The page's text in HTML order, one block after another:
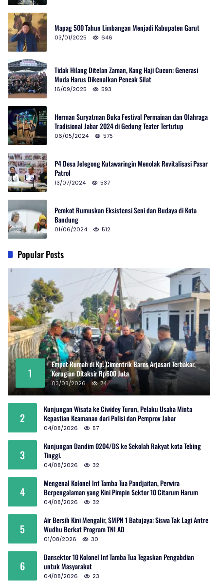
Mapag 500 Tahun Limbangan Menjadi Kabupaten Garut
03/01/2025 646
Tidak Hilang Ditelan Zaman, Kang Haji Cucun: Generasi
Muda Harus Dikenalkan Pencak Silat
16/09/2025 593
Herman Suryatman Buka Festival Permainan dan Olahraga
Tradisional Jabar 2024 di Gedung Teater Tertutup
06/05/2024 575
P4 Desa Jelegong Kutawaringin Menolak Revitalisasi Pasar
Patrol
13/07/2024 537
Pemkot Rumuskan Eksistensi Seni dan Budaya di Kota
Bandung
01/06/2024 512
Popular Posts
1
Empat Rumah di Kp. Cimentrik Baros Arjasari Terbakar,
Kerugian Ditaksir Rp600 Juta
03/08/2026 74
2
Kunjungan Wisata ke Ciwidey Turun, Pelaku Usaha Minta
Kepastian Keamanan dari Polisi dan Pemprov Jabar
04/08/2026 57
3
Kunjungan Dandim 0204/DS ke Sekolah Rakyat kota Tebing
Tinggi.
04/08/2026 32
4
Mengenal Kolonel Inf Tamba Tua Pandjaitan, Perwira
Berpengalaman yang Kini Pimpin Sektor 10 Citarum Harum
04/08/2026 32
5
Air Bersih Kini Mengalir, SMPN 1 Batujaya: Siswa Tak Lagi Antre
Wudhu Berkat Program TNI AD
01/08/2026 30
6
Dansektor 10 Kolonel Inf Tamba Tua Tegaskan Pengabdian
untuk Masyarakat
04/08/2026 23